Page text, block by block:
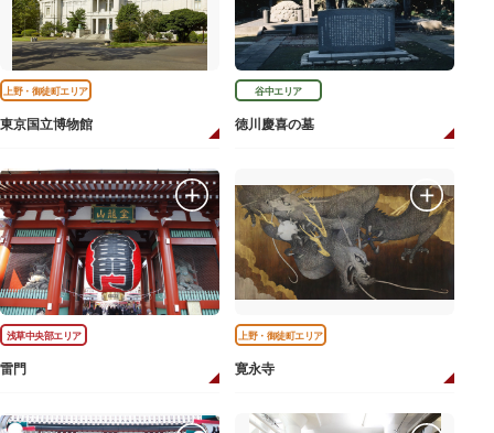
上野・御徒町エリア
東京国立博物館
谷中エリア
徳川慶喜の墓
浅草中央部エリア
雷門
上野・御徒町エリア
寛永寺